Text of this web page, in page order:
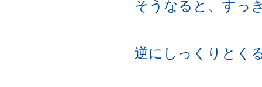
そうなると、すっ
逆にしっくりとく